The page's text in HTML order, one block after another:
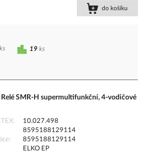
do košíku
19 ks
ks
Relé SMR-H supermultifunkční, 4-vodičové
10.027.498
8595188129114
8595188129114
ELKO EP